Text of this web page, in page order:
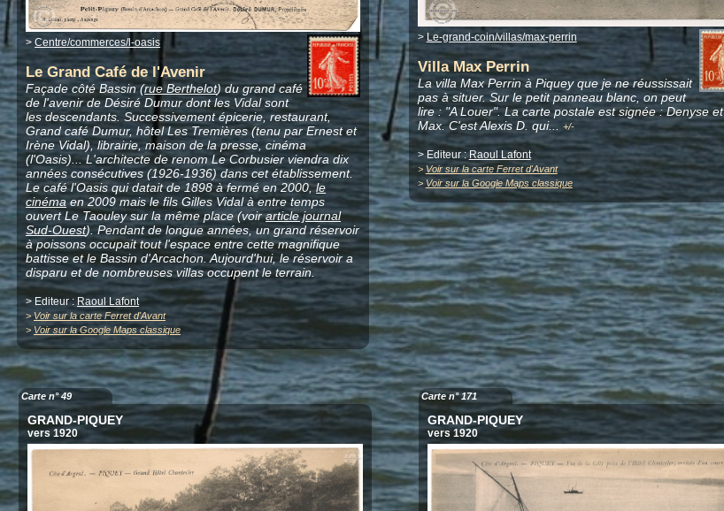
>Centre/commerces/l-oasis
Le Grand Café de l'Avenir
Façade côté Bassin (rue Berthelot) du grand café
de l'avenir de Désiré Dumur dont les Vidal sont
les descendants. Successivement épicerie, restaurant,
Grand café Dumur, hôtel Les Tremières (tenu par Ernest et
Irène Vidal), librairie, maison de la presse, cinéma
(l'Oasis)... L'architecte de renom Le Corbusier viendra dix
années consécutives (1926-1936) dans cet établissement.
Le café l'Oasis qui datait de 1898 à fermé en 2000,le
cinéma en 2009 mais le fils Gilles Vidal à entre temps
ouvert Le Taouley sur la même place (voirarticle journal
Sud-Ouest). Pendant de longue années, un grand réservoir
à poissons occupait tout l'espace entre cette magnifique
battisse et le Bassin d'Arcachon. Aujourd'hui, le réservoir a
disparu et de nombreuses villas occupent le terrain.
> Editeur : Raoul Lafont
>Voir sur la carte Ferret d'Avant
> Voir sur la Google Maps classique
> Le-grand-coin/villas/max-perrin
Villa Max Perrin
La villa Max Perrin à Piquey que je ne réussissait
pas à situer. Sur le petit panneau blanc, on peut
lire : "A Louer". La carte postale est signée : Denyse et
Max. C'est Alexis D. qui... +/-
> Editeur :Raoul Lafont
> Voir sur la carte Ferret d'Avant
> Voir sur la Google Maps classique
Carte n° 49
GRAND-PIQUEY
vers 1920
Carte n° 171
GRAND-PIQUEY
vers 1920